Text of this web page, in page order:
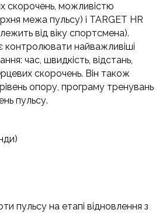
скорочень, можливістю
межа пульсу) і TARGET HR
від віку спортсмена).
контролювати найважливіші
час, швидкість, відстань,
скорочень. Він також
опору, програму тренувань
пульсу.
пульсу на етапі відновлення з